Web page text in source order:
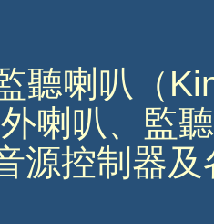
聽喇叭（
喇叭、監
源控制器